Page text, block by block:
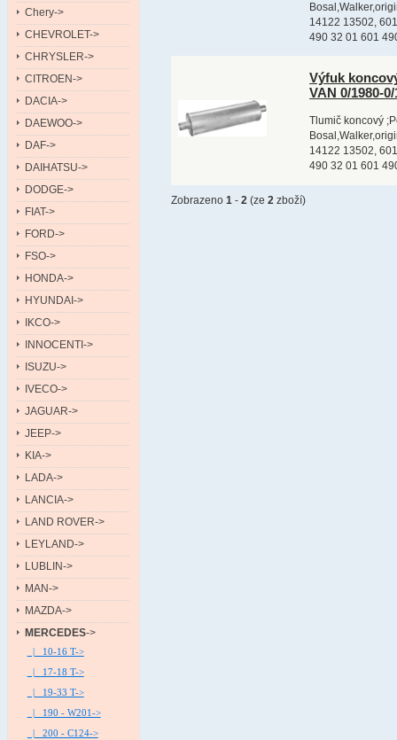
Chery->
CHEVROLET->
CHRYSLER->
CITROEN->
DACIA->
DAEWOO->
DAF->
DAIHATSU->
DODGE->
FIAT->
FORD->
FSO->
HONDA->
HYUNDAI->
IKCO->
INNOCENTI->
ISUZU->
IVECO->
JAGUAR->
JEEP->
KIA->
LADA->
LANCIA->
LAND ROVER->
LEYLAND->
LUBLIN->
MAN->
MAZDA->
MERCEDES->
|_ 10-16 T->
|_ 17-18 T->
|_ 19-33 T->
|_ 190 - W201->
|_ 200 - C124->
14122 13502,
490 32 01 601
Výfuk
VAN 0/1980-
Tlumič koncový
14122 13502,
490 32 01 601
Zobrazeno1 -2 (ze2 zboží)